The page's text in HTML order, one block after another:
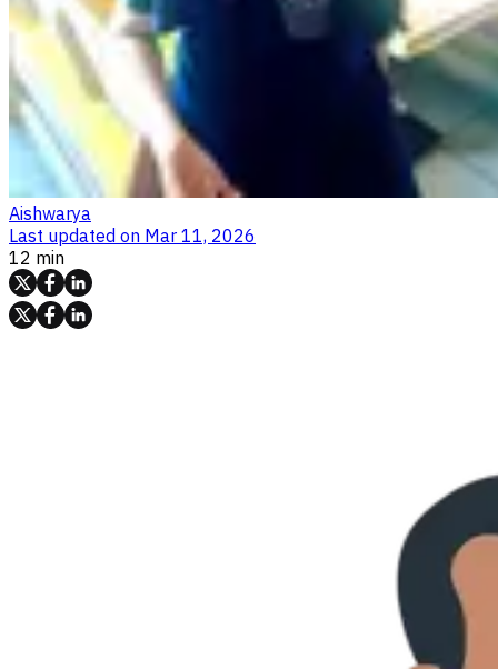
Aishwarya
Last updated on Mar 11, 2026
12 min